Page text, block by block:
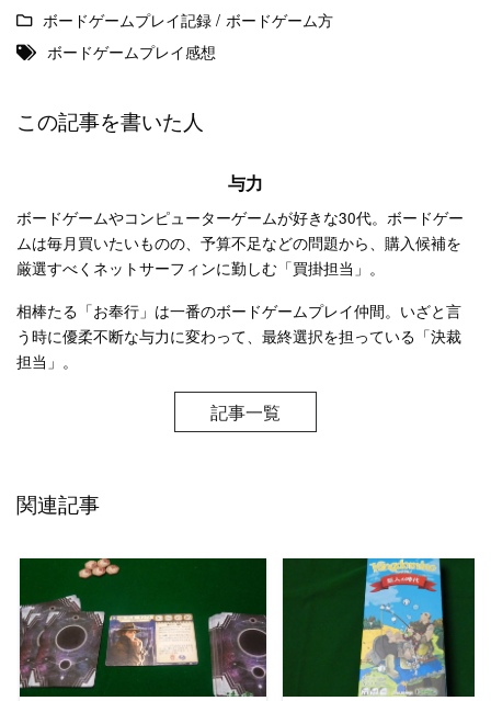
ボードゲームプレイ記録/ ボードゲーム方
ボードゲームプレイ感想
この記事を書いた人
与力
ボードゲームやコンピューターゲームが好きな30代。ボードゲー
ムは毎月買いたいものの、予算不足などの問題から、購入候補を
厳選すべくネットサーフィンに勤しむ「買掛担当」。
相棒たる「お奉行」は一番のボードゲームプレイ仲間。いざと言
う時に優柔不断な与力に変わって、最終選択を担っている「決裁
担当」。
記事一覧
関連記事
READ MORE READ MORE